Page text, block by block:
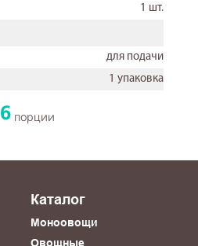
1 шт.
для подачи
1 упаковка
6порции
Каталог
Моноовощи
Овощные